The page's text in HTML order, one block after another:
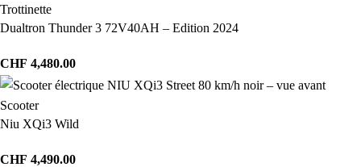
Trottinette
Dualtron Thunder 3 72V40AH – Edition 2024
CHF 4,480.00
Scooter
Niu XQi3 Wild
CHF 4,490.00